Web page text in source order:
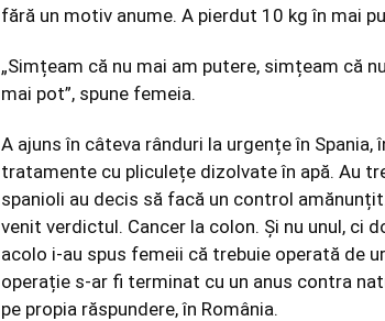
fără un motiv anume. A pierdut 10 kg în mai
„Simțeam că nu mai am putere, simțeam că
mai pot”, spune femeia.
A ajuns în câteva rânduri la urgențe în
tratamente cu pliculețe dizolvate în apă. Au
spanioli au decis să facă un control
venit verdictul. Cancer la colon. Și nu unul, ci
acolo i-au spus femeii că trebuie operată de
operație s-ar fi terminat cu un anus contra
pe propia răspundere, în România.